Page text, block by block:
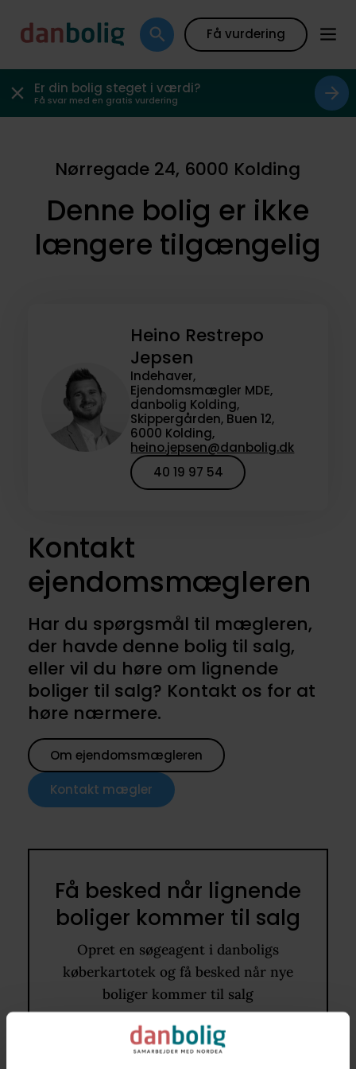
Få vurdering
Er din bolig steget i værdi?
Få svar med en gratis vurdering
Nørregade 24, 6000 Kolding
Denne bolig er ikke
længere tilgængelig
Heino Restrepo
Jepsen
Indehaver,
Ejendomsmægler MDE,
danbolig Kolding,
Skippergården, Buen 12,
6000 Kolding,
heino.jepsen@danbolig.dk
40 19 97 54
Kontakt
ejendomsmægleren
Har du spørgsmål til mægleren,
der havde denne bolig til salg,
eller vil du høre om lignende
boliger til salg? Kontakt os for at
høre nærmere.
Om ejendomsmægleren
Kontakt mægler
Få besked når lignende
boliger kommer til salg
Opret en søgeagent i danboligs
køberkartotek og få besked når nye
boliger kommer til salg
60 - 80 m2
1.300.000 kr. - 1.700.000 kr.